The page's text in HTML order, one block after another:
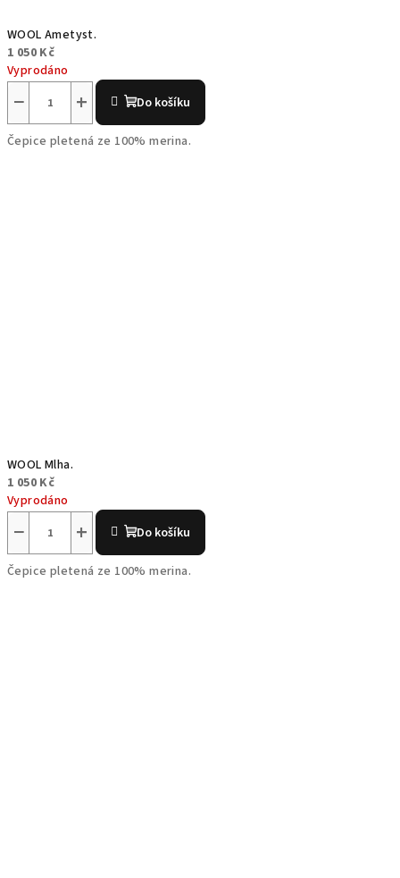
WOOL Ametyst.
1 050 Kč
Vyprodáno
+
− Do košíku
Čepice pletená ze 100% merina.
WOOL Mlha.
1 050 Kč
Vyprodáno
+
− Do košíku
Čepice pletená ze 100% merina.